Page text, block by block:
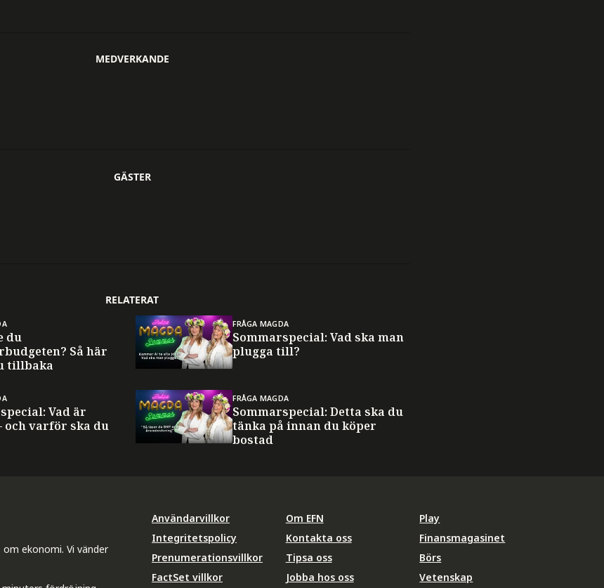
MEDVERKANDE
GÄSTER
RELATERAT
du
Så här
tillbaka
FRÅGA MAGDA
Sommarspecial: Vad ska man
plugga till?
Vad är
och varför ska du
FRÅGA MAGDA
Sommarspecial: Detta ska du
tänka på innan du köper
bostad
om ekonomi. Vi vänder
Användarvillkor
Integritetspolicy
Prenumerationsvillkor
FactSet villkor
Om EFN
Kontakta oss
Tipsa oss
Jobba hos oss
Play
Finansmagasinet
Börs
Vetenskap